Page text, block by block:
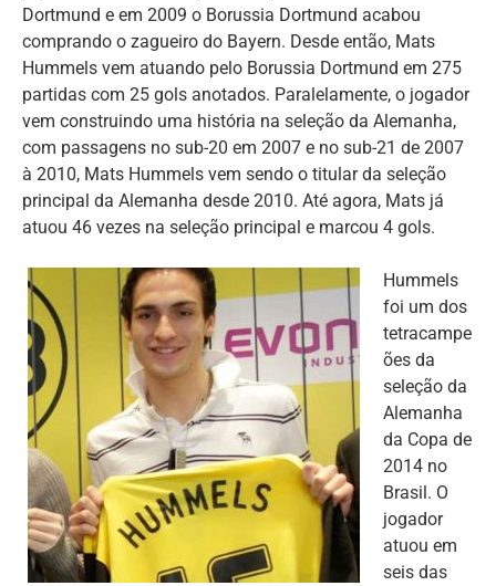
Dortmund e em 2009 o Borussia Dortmund acabou
comprando o zagueiro do Bayern. Desde então, Mats
Hummels vem atuando pelo Borussia Dortmund em 275
partidas com 25 gols anotados. Paralelamente, o jogador
vem construindo uma história na seleção da Alemanha,
com passagens no sub-20 em 2007 e no sub-21 de 2007
à 2010, Mats Hummels vem sendo o titular da seleção
principal da Alemanha desde 2010. Até agora, Mats já
atuou 46 vezes na seleção principal e marcou 4 gols.
Hummels
foi um dos
tetracampe
ões da
seleção da
Alemanha
da Copa de
2014 no
Brasil. O
jogador
atuou em
seis das